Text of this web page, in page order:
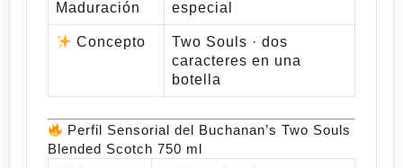
Maduración
especial
Concepto
Two Souls · dos
caracteres en una
botella
Perfil Sensorial del Buchanan’s Two Souls
Blended Scotch 750 ml